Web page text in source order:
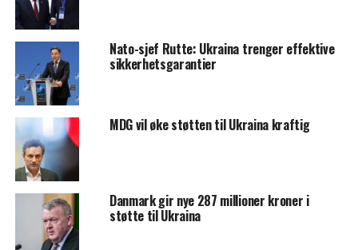
Nato-sjef Rutte: Ukraina trenger effektive
sikkerhetsgarantier
MDG vil øke støtten til Ukraina kraftig
Danmark gir nye 287 millioner kroner i
støtte til Ukraina